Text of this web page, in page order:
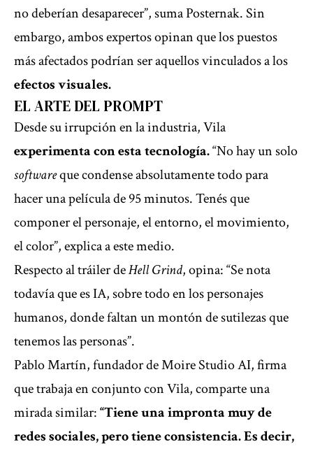
no deberían desaparecer”, suma Posternak. Sin
embargo, ambos expertos opinan que los puestos
más afectados podrían ser aquellos vinculados a los
efectos visuales.
EL ARTE DEL PROMPT
Desde su irrupción en la industria, Vila
experimenta con esta tecnología.“No hay un solo
softwareque condense absolutamente todo para
hacer una película de 95 minutos. Tenés que
componer el personaje, el entorno, el movimiento,
el color”, explica a este medio.
Respecto al tráiler deHell Grind, opina: “Se nota
todavía que es IA, sobre todo en los personajes
humanos, donde faltan un montón de sutilezas que
tenemos las personas”.
Pablo Martín, fundador de Moire Studio AI, firma
que trabaja en conjunto con Vila, comparte una
mirada similar:“Tiene una impronta muy de
redes sociales, pero tiene consistencia. Es decir,